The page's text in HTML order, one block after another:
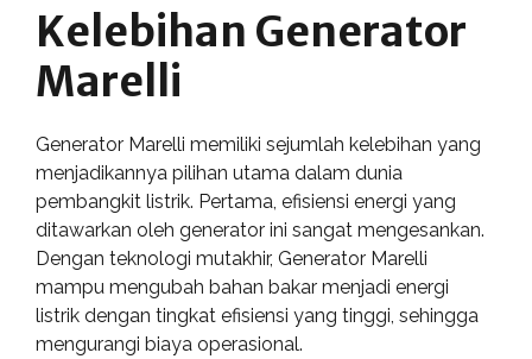
Kelebihan Generator
Marelli
Generator Marelli memiliki sejumlah kelebihan yang
menjadikannya pilihan utama dalam dunia
pembangkit listrik. Pertama, efisiensi energi yang
ditawarkan oleh generator ini sangat mengesankan.
Dengan teknologi mutakhir, Generator Marelli
mampu mengubah bahan bakar menjadi energi
listrik dengan tingkat efisiensi yang tinggi, sehingga
mengurangi biaya operasional.